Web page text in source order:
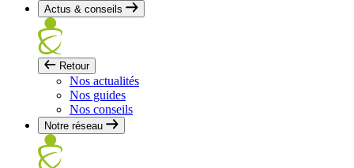
Actus & conseils
Retour
Nos actualités
Nos guides
Nos conseils
Notre réseau